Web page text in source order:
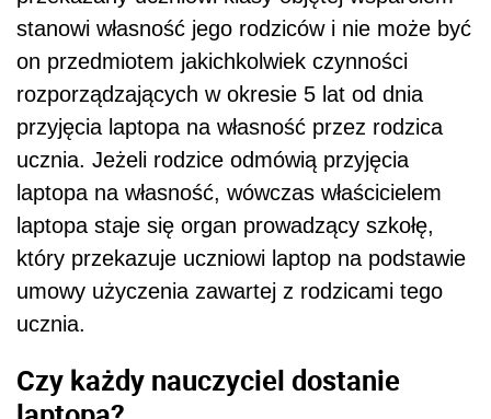
ucznia.
Czy każdy nauczyciel dostanie
laptopa?
Ustawa zawiera także regulację epizodyczną,
przewidującą przekazywanie nauczycielom,
wychowawcom i innym pracownikom
pedagogicznym pozostającym w stosunku
pracy na dzień 30 września 2023 r. w
podstawowych i ponadpodstawowych oraz w
publicznych szkołach artystycznych, a także w